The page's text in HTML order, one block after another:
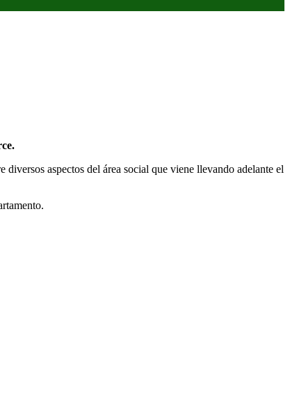
aspectos del área social que viene llevando adelante el